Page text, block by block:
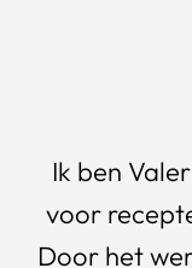
Ik ben
voor
Door het